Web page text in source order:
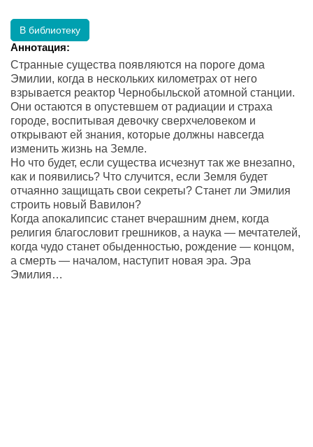
В библиотеку
Аннотация:
Странные существа появляются на пороге дома
Эмилии, когда в нескольких километрах от него
взрывается реактор Чернобыльской атомной станции.
Они остаются в опустевшем от радиации и страха
городе, воспитывая девочку сверхчеловеком и
открывают ей знания, которые должны навсегда
изменить жизнь на Земле.
Но что будет, если существа исчезнут так же внезапно,
как и появились? Что случится, если Земля будет
отчаянно защищать свои секреты? Станет ли Эмилия
строить новый Вавилон?
Когда апокалипсис станет вчерашним днем, когда
религия благословит грешников, а наука — мечтателей,
когда чудо станет обыденностью, рождение — концом,
а смерть — началом, наступит новая эра. Эра
Эмилия…